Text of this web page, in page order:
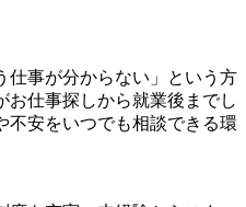
仕事が分からない」という方
お仕事探しから就業後までし
不安をいつでも相談できる環